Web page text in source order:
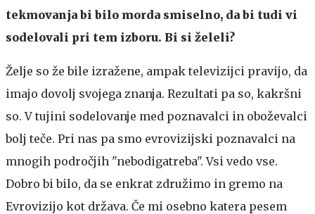
tekmovanja bi bilo morda smiselno, da bi tudi vi
sodelovali pri tem izboru. Bi si želeli?
Želje so že bile izražene, ampak televizijci pravijo, da
imajo dovolj svojega znanja. Rezultati pa so, kakršni
so. V tujini sodelovanje med poznavalci in oboževalci
bolj teče. Pri nas pa smo evrovizijski poznavalci na
mnogih področjih "nebodigatreba". Vsi vedo vse.
Dobro bi bilo, da se enkrat združimo in gremo na
Evrovizijo kot država. Če mi osebno katera pesem